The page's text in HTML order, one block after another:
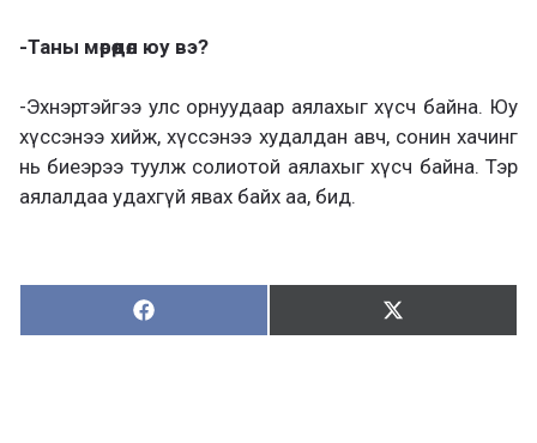
-Таны мөрөөдөл юу вэ?
-Эхнэртэйгээ улс орнуудаар аялахыг хүсч байна. Юу
хүссэнээ хийж, хүссэнээ худалдан авч, сонин хачинг
нь биеэрээ туулж солиотой аялахыг хүсч байна. Тэр
аялалдаа удахгүй явах байх аа, бид.
Хуваалцах:
Х
у
Түгээх:
Т
ү